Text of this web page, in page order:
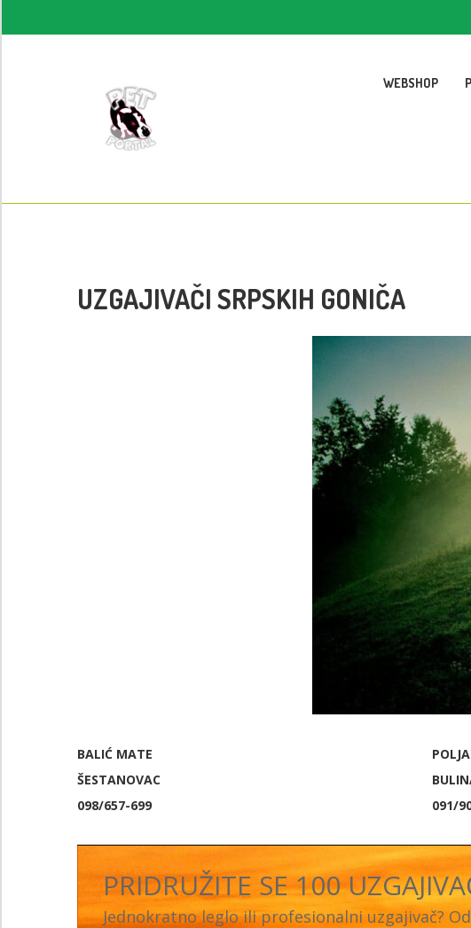
WEBSHOP
UZGAJIVAČI SRPSKIH GONIČA
BALIĆ MATE
ŠESTANOVAC
098/657-699
091/
PRIDRUŽITE SE 100
Jednokratno leglo ili profesionalni uzgajivač?